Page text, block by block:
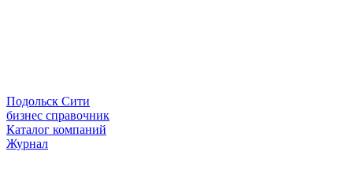
Подольск Сити
бизнес справочник
Каталог компаний
Журнал